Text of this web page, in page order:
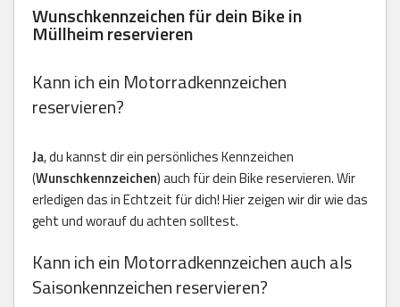
Wunschkennzeichen für dein Bike in
Müllheim reservieren
Kann ich ein Motorradkennzeichen
reservieren?
Ja, du kannst dir ein persönliches Kennzeichen
(Wunschkennzeichen) auch für dein Bike reservieren. Wir
erledigen das in Echtzeit für dich! Hier zeigen wir dir wie das
geht und worauf du achten solltest.
Kann ich ein Motorradkennzeichen auch als
Saisonkennzeichen reservieren?